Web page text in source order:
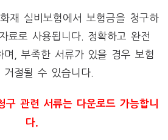
재 실비보험에서 보험금을 청구하
료로 사용됩니다. 정확하고 완전
며, 부족한 서류가 있을 경우 보험
절될 수 있습니다.
구 관련 서류는 다운로드 가능합니
다.